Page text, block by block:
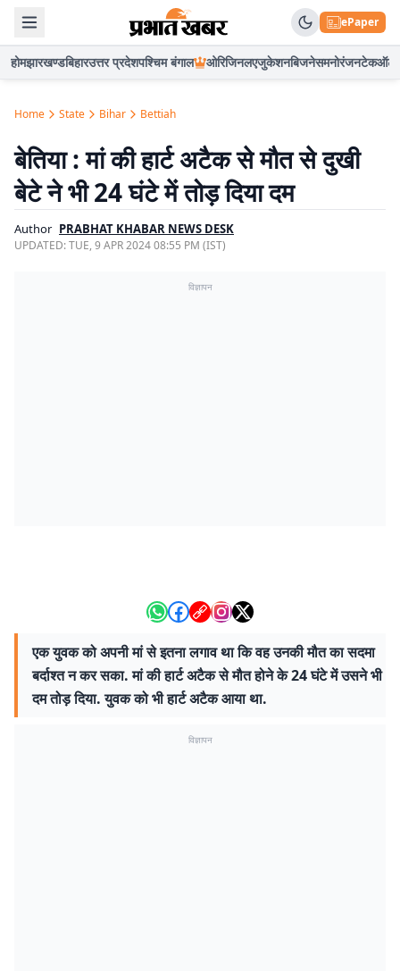
ePaper
होमझारखण्डबिहारउत्तर प्रदेशपश्चिम बंगाल ओरिजिनलएजुकेशनबिजनेसमनोरंजनटेकऑटो
Home State Bihar Bettiah
बेतिया : मां की हार्ट अटैक से मौत से दुखी
बेटे ने भी 24 घंटे में तोड़ दिया दम
Author PRABHAT KHABAR NEWS DESK
UPDATED:TUE, 9 APR 2024 08:55 PM (IST)
विज्ञापन
एक युवक को अपनी मां से इतना लगाव था कि वह उनकी मौत का सदमा
बर्दाश्त न कर सका. मां की हार्ट अटैक से मौत होने के 24 घंटे में उसने भी
दम तोड़ दिया. युवक को भी हार्ट अटैक आया था.
विज्ञापन